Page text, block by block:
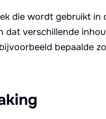
die wordt gebruikt in
dat verschillende
bepaalde